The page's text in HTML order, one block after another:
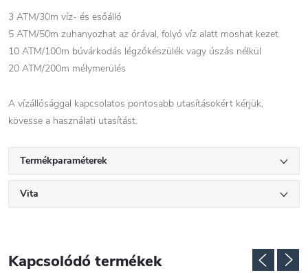
3 ATM/30m víz- és esőálló
5 ATM/50m zuhanyozhat az órával, folyó víz alatt moshat kezet.
10 ATM/100m búvárkodás légzőkészülék vagy úszás nélkül
20 ATM/200m mélymerülés
A vízállósággal kapcsolatos pontosabb utasításokért kérjük,
kövesse a használati utasítást.
Termékparaméterek
Vita
Kapcsolódó termékek